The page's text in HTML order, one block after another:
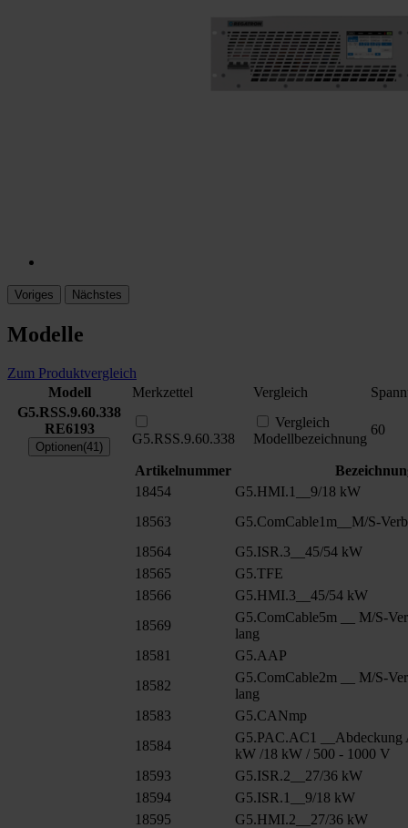
Voriges Nächstes
Modelle
Zum Produktvergleich
Modell
Merkzettel Vergleich
G5.RSS.9.60.338
RE6193
Optionen(41)
G5.RSS.9.60.338
Vergleich
Modellbezeichnung
60
Artikelnummer
18454
G5.HMI.1__9/18 kW
18563
G5.ComCable1m__M/S-
18564
G5.ISR.3__45/54 kW
18565
G5.TFE
18566
G5.HMI.3__45/54 kW
18569
G5.ComCable5m __ M/S-
lang
18581
G5.AAP
18582
G5.ComCable2m __ M/S-
lang
18583
G5.CANmp
18584
G5.PAC.AC1 __Abdeckung
kW /18 kW / 500 - 1000 V
18593
G5.ISR.2__27/36 kW
18594
G5.ISR.1__9/18 kW
18595
G5.HMI.2__27/36 kW